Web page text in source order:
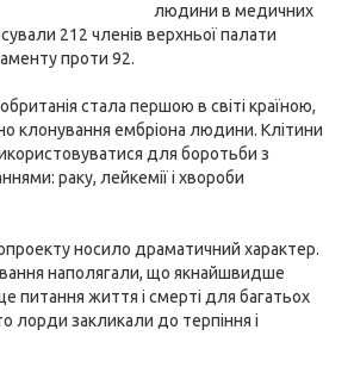
людини в медичних
212 членів верхньої палати
проти 92.
стала першою в світі країною,
клонування ембріона людини. Клітини
для боротьби з
раку, лейкемії і хвороби
носило драматичний характер.
наполягали, що якнайшвидше
питання життя і смерті для багатьох
лорди закликали до терпіння і